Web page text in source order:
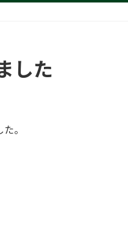
した
。